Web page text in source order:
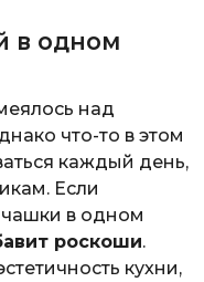
в одном
над
что-то в этом
каждый день,
Если
чашки в одном
роскоши.
кухни,